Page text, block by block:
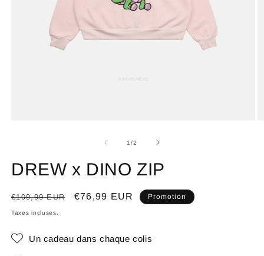
1/de
2
DREW x DINO ZIP
Prix
habituel
€109,99 EUR
Prix
€76,99 EUR Promotion
Taxes incluses.
Un cadeau dans chaque colis